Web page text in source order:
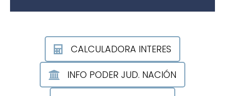
CALCULADORA INTERES
INFO PODER JUD. NACIÓN